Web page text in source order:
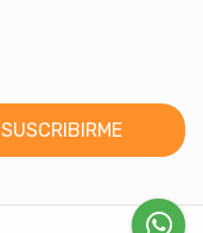
SUSCRIBIRME